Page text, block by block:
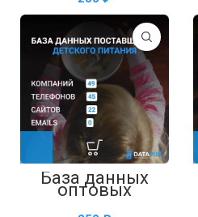
— таблица в
Excel
База данных
оптовых
поставщиков